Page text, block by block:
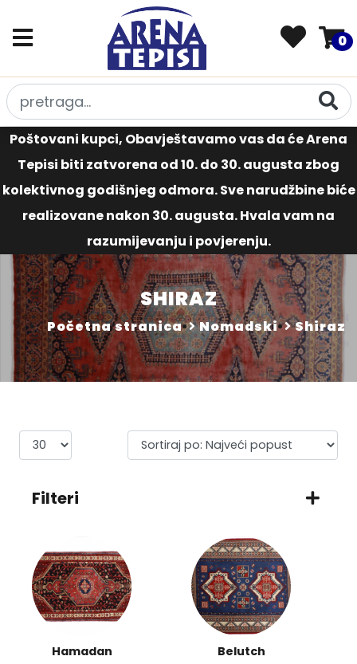
0
Poštovani kupci, Obavještavamo vas da će Arena
Tepisi biti zatvorena od 10. do 30. augusta zbog
kolektivnog godišnjeg odmora. Sve narudžbine biće
realizovane nakon 30. augusta. Hvala vam na
razumijevanju i povjerenju.
SHIRAZ
Početna stranica Nomadski Shiraz
Filteri
Hamadan Belutch